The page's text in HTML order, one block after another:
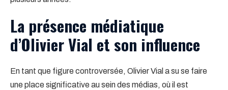
La présence médiatique
d’Olivier Vial et son influence
En tant que figure controversée, Olivier Vial a su se faire
une place significative au sein des médias, où il est